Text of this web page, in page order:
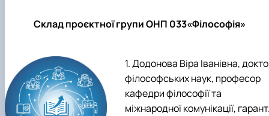
Склад проєктної групи ОНП 033«Філософія»
1. Додонова Віра Іванівна,
філософських наук, професор
кафедри філософії та
міжнародної комунікації,